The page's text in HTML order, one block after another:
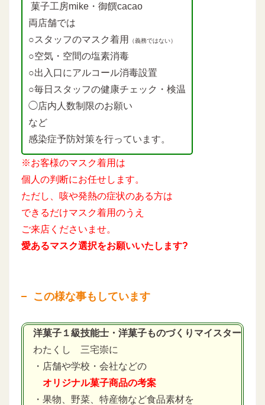
菓子工房mike・御饌cacao
両店舗では
○スタッフのマスク着用
（義務ではない）
○空気・空間の塩素消毒
○出入口にアルコール消毒設置
○毎日スタッフの健康チェック・検温
◯店内人数制限のお願い
など
感染症予防対策を行っています。
※お客様のマスク着用は
個人の判断にお任せします。
ただし、咳や発熱の症状のある方は
できるだけマスク着用のうえ
ご来店くださいませ。
愛あるマスク選択をお願いいたします?
この様な事もしています
洋菓子１級技能士・洋菓子ものづくりマイスター
わたくし 三宅崇に
・店舗や学校・会社などの
オリジナル菓子商品の考案
・果物、野菜、特産物など食品素材を